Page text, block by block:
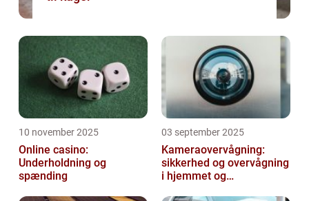
10 november 2025
Online casino:
Underholdning og
spænding
03 september 2025
Kameraovervågning:
sikkerhed og overvågning
i hjemmet og